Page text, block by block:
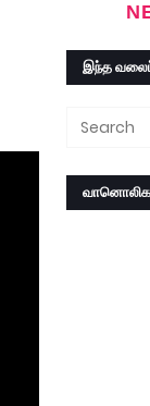
இந்த